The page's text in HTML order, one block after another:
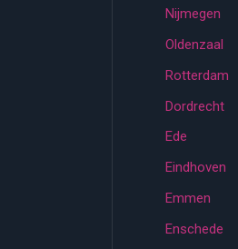
Nijmegen
Oldenzaal
Rotterdam
Dordrecht
Ede
Eindhoven
Emmen
Enschede